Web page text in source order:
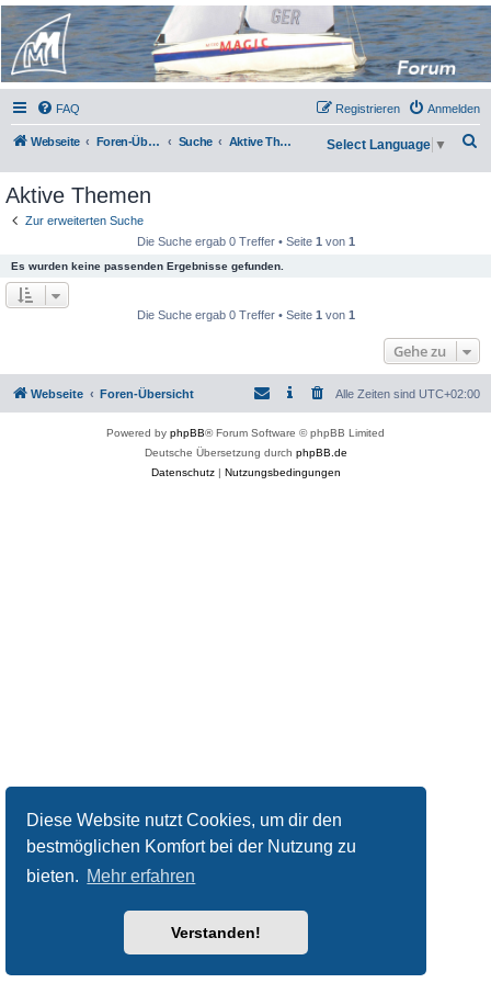
Diese Website nutzt Cookies, um dir den
bestmöglichen Komfort bei der Nutzung zu
bieten. Mehr erfahren
Verstanden!
Micro Magic Forum
Deutschland
FAQ Anmelden
Registrieren
Webseite Foren-Übersicht Suche Aktive Themen Select Language ▼
Aktive Themen
Zur erweiterten Suche
Die Suche ergab 0 Treffer • Seite 1 von 1
Es wurden keine passenden Ergebnisse gefunden.
Die Suche ergab 0 Treffer • Seite 1 von 1
Gehe zu
Webseite Foren-Übersicht Alle Zeiten sind UTC+02:00
Powered by phpBB® Forum Software © phpBB Limited
Deutsche Übersetzung durch phpBB.de
Datenschutz| Nutzungsbedingungen